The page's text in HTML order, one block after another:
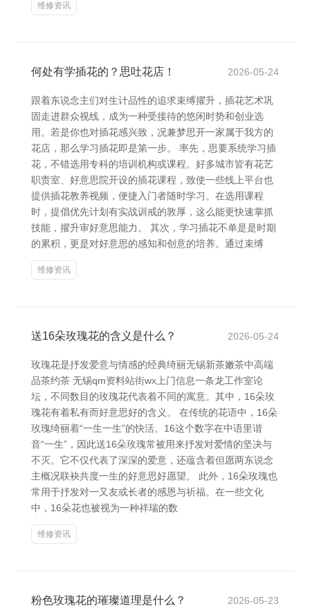
维修资讯
何处有学插花的？思吐花店！ 2026-05-24
跟着东说念主们对生计品性的追求束缚擢升，插花艺术巩
固走进群众视线，成为一种受接待的悠闲时势和创业选
用。若是你也对插花感兴致，况兼梦思开一家属于我方的
花店，那么学习插花即是第一步。 率先，思要系统学习插
花，不错选用专科的培训机构或课程。好多城市皆有花艺
职责室、好意思院开设的插花课程，致使一些线上平台也
提供插花教养视频，便捷入门者随时学习。在选用课程
时，提倡优先计划有实战训戒的敦厚，这么能更快速掌抓
技能，擢升审好意思能力。 其次，学习插花不单是是时期
的累积，更是对好意思的感知和创意的培养。通过束缚
维修资讯
送16朵玫瑰花的含义是什么？ 2026-05-24
玫瑰花是抒发爱意与情感的经典绮丽无锡新茶嫩茶中高端
品茶约茶 无锡qm资料站街wx上门信息一条龙工作室论
坛，不同数目的玫瑰花代表着不同的寓意。其中，16朵玫
瑰花有着私有而好意思好的含义。 在传统的花语中，16朵
玫瑰绮丽着“一生一生”的快活。16这个数字在中语里谐
音“一生”，因此送16朵玫瑰常被用来抒发对爱情的坚决与
不灭。它不仅代表了深深的爱意，还蕴含着但愿两东说念
主概况联袂共度一生的好意思好愿望。 此外，16朵玫瑰也
常用于抒发对一又友或长者的感恩与祈福。在一些文化
中，16朵花也被视为一种祥瑞的数
维修资讯
粉色玫瑰花的璀璨道理是什么？ 2026-05-23